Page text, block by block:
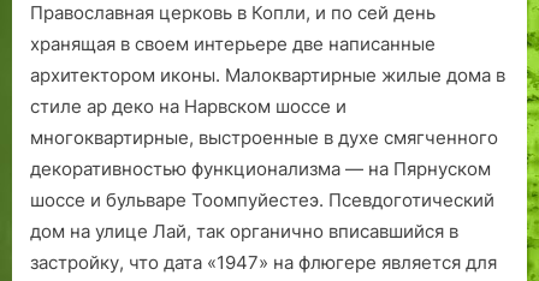
Православная церковь в Копли, и по сей день
хранящая в своем интерьере две написанные
архитектором иконы. Малоквартирные жилые дома в
стиле ар деко на Нарвском шоссе и
многоквартирные, выстроенные в духе смягченного
декоративностью функционализма — на Пярнуском
шоссе и бульваре Тоомпуйестеэ. Псевдоготический
дом на улице Лай, так органично вписавшийся в
застройку, что дата «1947» на флюгере является для